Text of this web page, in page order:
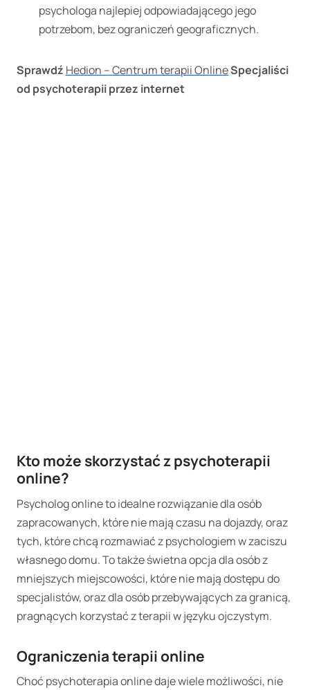
psychologa najlepiej odpowiadającego jego
potrzebom, bez ograniczeń geograficznych.
Sprawdź Hedion – Centrum terapii OnlineSpecjaliści
od psychoterapii przez internet
Kto może skorzystać z psychoterapii
online?
Psycholog online to idealne rozwiązanie dla osób
zapracowanych, które nie mają czasu na dojazdy, oraz
tych, które chcą rozmawiać z psychologiem w zaciszu
własnego domu. To także świetna opcja dla osób z
mniejszych miejscowości, które nie mają dostępu do
specjalistów, oraz dla osób przebywających za granicą,
pragnących korzystać z terapii w języku ojczystym.
Ograniczenia terapii online
Choć psychoterapia online daje wiele możliwości, nie